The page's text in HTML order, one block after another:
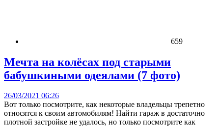
659
Мечта на колёсах под старыми
бабушкиными одеялами (7 фото)
26/03/2021 06:26
Вот только посмотрите, как некоторые владельцы трепетно
относятся к своим автомобилям! Найти гараж в достаточно
плотной застройке не удалось, но только посмотрите как